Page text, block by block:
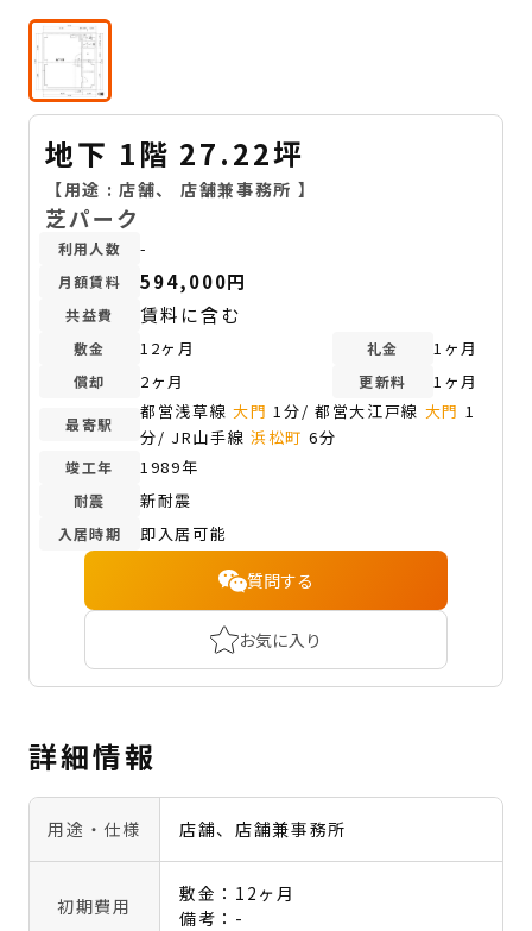
地下 1階 27.22坪
【用途 :店舗、 店舗兼事務所 】
芝パーク
利用人数 -
月額賃料 594,000円
共益費 賃料に含む
敷金 12ヶ月 礼金 1ヶ月
償却 2ヶ月 更新料 1ヶ月
最寄駅
都営浅草線大門 1分/ 都営大江戸線 大門 1
分/ JR山手線浜松町 6分
竣工年 1989年
耐震 新耐震
入居時期 即入居可能
質問する
お気に入り
詳細情報
用途・仕様 店舗、店舗兼事務所
初期費用
敷金：12ヶ月
備考：-